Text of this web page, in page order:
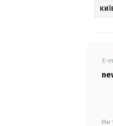
E-
Ми